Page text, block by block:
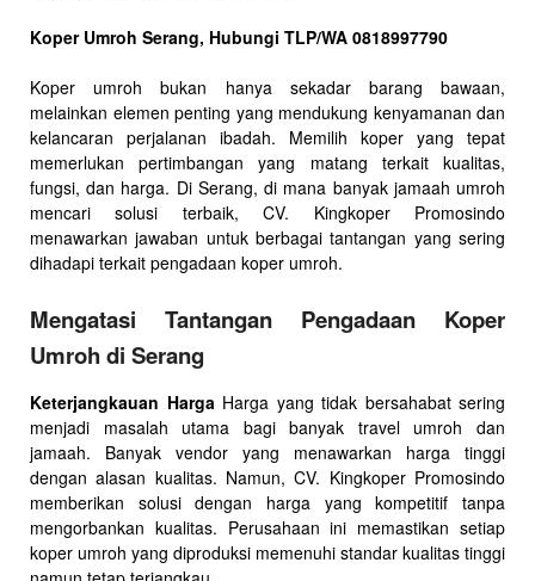
Koper Umroh Serang, Hubungi TLP/WA 0818997790
Koper umroh bukan hanya sekadar barang bawaan,
melainkan elemen penting yang mendukung kenyamanan dan
kelancaran perjalanan ibadah. Memilih koper yang tepat
memerlukan pertimbangan yang matang terkait kualitas,
fungsi, dan harga. Di Serang, di mana banyak jamaah umroh
mencari solusi terbaik, CV. Kingkoper Promosindo
menawarkan jawaban untuk berbagai tantangan yang sering
dihadapi terkait pengadaan koper umroh.
Mengatasi Tantangan Pengadaan Koper
Umroh di Serang
Keterjangkauan Harga Harga yang tidak bersahabat sering
menjadi masalah utama bagi banyak travel umroh dan
jamaah. Banyak vendor yang menawarkan harga tinggi
dengan alasan kualitas. Namun, CV. Kingkoper Promosindo
memberikan solusi dengan harga yang kompetitif tanpa
mengorbankan kualitas. Perusahaan ini memastikan setiap
koper umroh yang diproduksi memenuhi standar kualitas tinggi